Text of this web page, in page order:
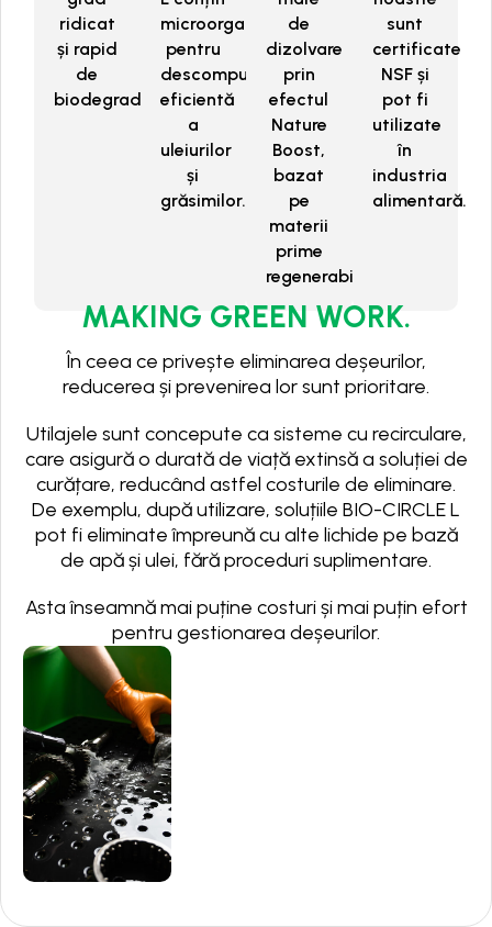
ridicat
și rapid
de
biodegradabilitate.
microorganisme
pentru
descompunerea
eficientă
a
uleiurilor
și
grăsimilor.
de
dizolvare
prin
efectul
Nature
Boost,
bazat
pe
materii
prime
regenerabile.
sunt
certificate
NSF și
pot fi
utilizate
în
industria
alimentară.
MAKING GREEN WORK.
În ceea ce privește eliminarea deșeurilor,
reducerea și prevenirea lor sunt prioritare.
Utilajele sunt concepute ca sisteme cu recirculare,
care asigură o durată de viață extinsă a soluției de
curățare, reducând astfel costurile de eliminare.
De exemplu, după utilizare, soluțiile BIO-CIRCLE L
pot fi eliminate împreună cu alte lichide pe bază
de apă și ulei, fără proceduri suplimentare.
Asta înseamnă mai puține costuri și mai puțin efort
pentru gestionarea deșeurilor.